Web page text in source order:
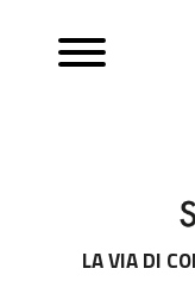
LA VIA DI